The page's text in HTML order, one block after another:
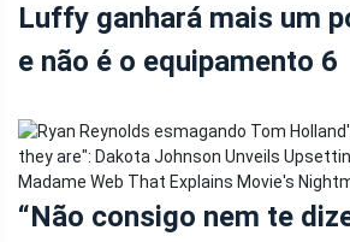
Luffy ganhará mais um
e não é o equipamento 6
“Não consigo nem te